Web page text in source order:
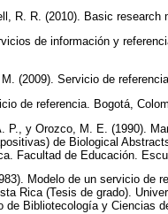
R. R. (2010). Basic
de información y
(2009). Servicio de
de referencia. Bogotá,
P., y Orozco, M. E. (1990).
de Biological
Facultad de Educación.
Modelo de un servicio de
Rica (Tesis de grado).
de Bibliotecología y Ciencias